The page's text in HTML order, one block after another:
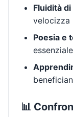
Fluidità
velocizza
Poesia e
📊